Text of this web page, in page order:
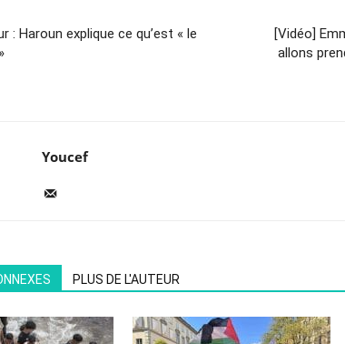
: Haroun explique ce qu’est « le
[Vidéo]
allons
Youcef
PLUS DE L'AUTEUR